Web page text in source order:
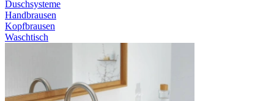
Duschsysteme
Handbrausen
Kopfbrausen
Waschtisch